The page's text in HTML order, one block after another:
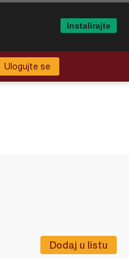
Ulogujte se
Dodaj u listu
Instalirajte